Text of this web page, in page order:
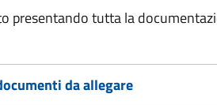
presentando tutta la
da allegare